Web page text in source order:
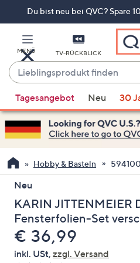
Du bist neu bei QVC? Spare
MENÜ TV-RÜCKBLICK
Lieblingsprodukt
finden
Vorschläge
verfügbar
sind,
verwenden
Sie
die
Pfeiltasten
nach
oben
und
nach
unten
Tagesangebot Neu 30
Hobby & Basteln 594100
Neu
KARIN JITTENMEIER
Fensterfolien-Set
Gelöscht
€ 36,99
inkl. USt, zzgl. Versand